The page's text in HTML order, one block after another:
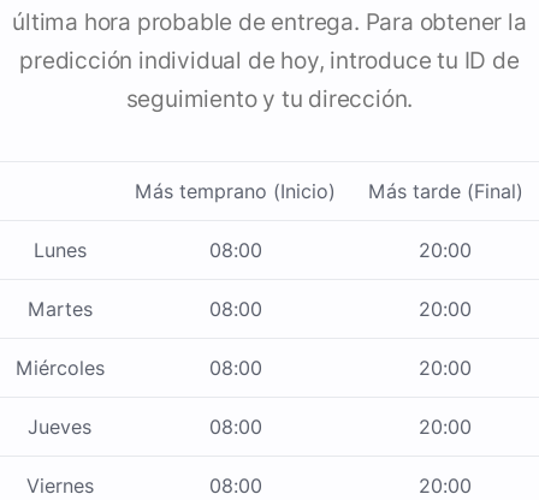
última hora probable de entrega. Para obtener la
predicción individual de hoy, introduce tu ID de
seguimiento y tu dirección.
Más temprano (Inicio) Más tarde (Final)
Lunes 08:00 20:00
Martes 08:00 20:00
Miércoles 08:00 20:00
Jueves 08:00 20:00
Viernes 08:00 20:00